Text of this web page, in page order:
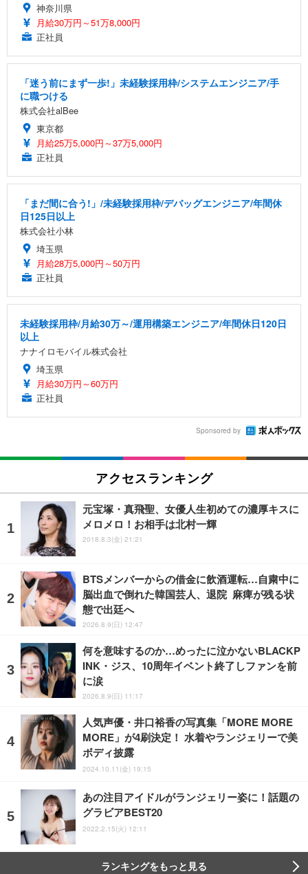
神奈川県
月給30万円～51万8,000円
正社員
「迷う前にまず一歩!」未経験採用枠/システムエンジニア/手
に職つける
株式会社alBee
東京都
月給25万5,000円～37万5,000円
正社員
「まだ間に合う!」/未経験採用枠/デバッグエンジニア/年間休
日125日以上
株式会社小林
埼玉県
月給28万5,000円～50万円
正社員
未経験採用枠/月給30万～/運用構築エンジニア/年間休日120日
以上
ナナイロモバイル株式会社
埼玉県
月給30万円～60万円
正社員
Sponsored by
アクセスランキング
元宝塚・真飛聖、女優人生初めての濃厚キスに
メロメロ！お相手は北村一輝
2018.8.3(金) 21:21
BTSメンバーからの借金に飲酒運転…自粛中に
脳出血で倒れた韓国芸人、退院 麻痺が残る状
態で出廷へ
2026.8.9(日) 12:47
何を意味するのか…めったに泣かないBLACKP
INK・ジス、10周年イベント終了しファンを前
に涙
2026.8.9(日) 11:17
人気声優・井口裕香の写真集「MORE MORE
MORE」が4刷決定！ 水着やランジェリーで美
ボディ披露
2024.10.11(金) 19:15
あの注目アイドルがランジェリー姿に！話題の
グラビアBEST20
2022.2.15(火) 12:11
ランキングをもっと見る